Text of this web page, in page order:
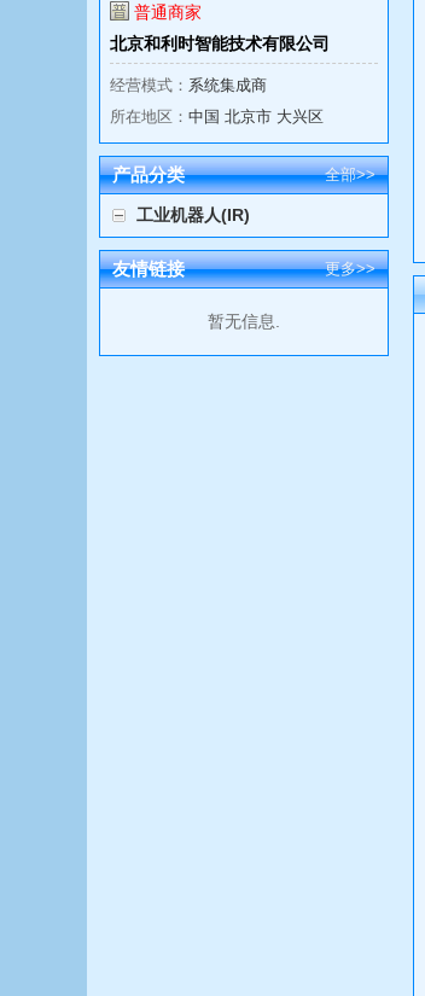
普通商家
北京和利时智能技术有限公司
经营模式： 系统集成商
所在地区： 中国 北京市 大兴区
产品分类 全部>>
工业机器人(IR)
友情链接 更多>>
暂无信息.